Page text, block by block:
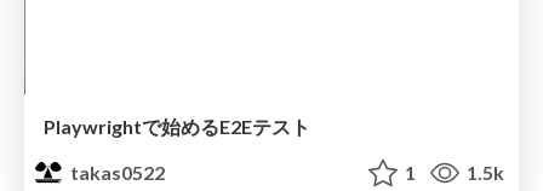
Playwrightで始めるE2Eテスト
takas0522
1 1.5k